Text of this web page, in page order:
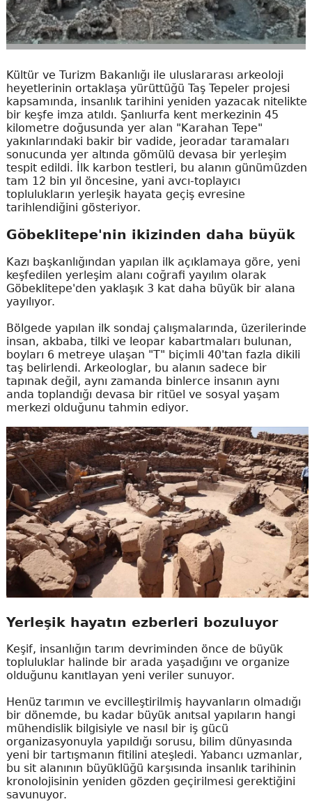
Kültür ve Turizm Bakanlığı ile uluslararası arkeoloji
heyetlerinin ortaklaşa yürüttüğü Taş Tepeler projesi
kapsamında, insanlık tarihini yeniden yazacak nitelikte
bir keşfe imza atıldı. Şanlıurfa kent merkezinin 45
kilometre doğusunda yer alan "Karahan Tepe"
yakınlarındaki bakir bir vadide, jeoradar taramaları
sonucunda yer altında gömülü devasa bir yerleşim
tespit edildi. İlk karbon testleri, bu alanın günümüzden
tam 12 bin yıl öncesine, yani avcı-toplayıcı
toplulukların yerleşik hayata geçiş evresine
tarihlendiğini gösteriyor.
Göbeklitepe'nin ikizinden daha büyük
Kazı başkanlığından yapılan ilk açıklamaya göre, yeni
keşfedilen yerleşim alanı coğrafi yayılım olarak
Göbeklitepe'den yaklaşık 3 kat daha büyük bir alana
yayılıyor.
Bölgede yapılan ilk sondaj çalışmalarında, üzerilerinde
insan, akbaba, tilki ve leopar kabartmaları bulunan,
boyları 6 metreye ulaşan "T" biçimli 40'tan fazla dikili
taş belirlendi. Arkeologlar, bu alanın sadece bir
tapınak değil, aynı zamanda binlerce insanın aynı
anda toplandığı devasa bir ritüel ve sosyal yaşam
merkezi olduğunu tahmin ediyor.
Yerleşik hayatın ezberleri bozuluyor
Keşif, insanlığın tarım devriminden önce de büyük
topluluklar halinde bir arada yaşadığını ve organize
olduğunu kanıtlayan yeni veriler sunuyor.
Henüz tarımın ve evcilleştirilmiş hayvanların olmadığı
bir dönemde, bu kadar büyük anıtsal yapıların hangi
mühendislik bilgisiyle ve nasıl bir iş gücü
organizasyonuyla yapıldığı sorusu, bilim dünyasında
yeni bir tartışmanın fitilini ateşledi. Yabancı uzmanlar,
bu sit alanının büyüklüğü karşısında insanlık tarihinin
kronolojisinin yeniden gözden geçirilmesi gerektiğini
savunuyor.